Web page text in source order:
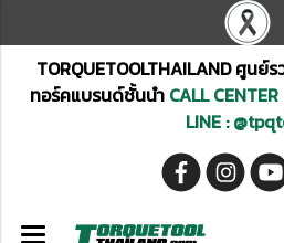
TORQUETOOLTHAILAND ศูนย์
ทอร์คแบรนด์ชั้นนำCALL CENTER
LINE :